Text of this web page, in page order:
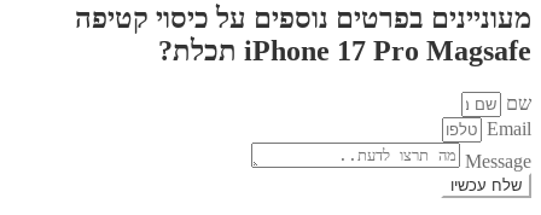
מעוניינים בפרטים נוספים על כיסוי קטיפה
iPhone 17 Pro Magsafe תכלת?
שם
Email
Message
שלח עכשיו